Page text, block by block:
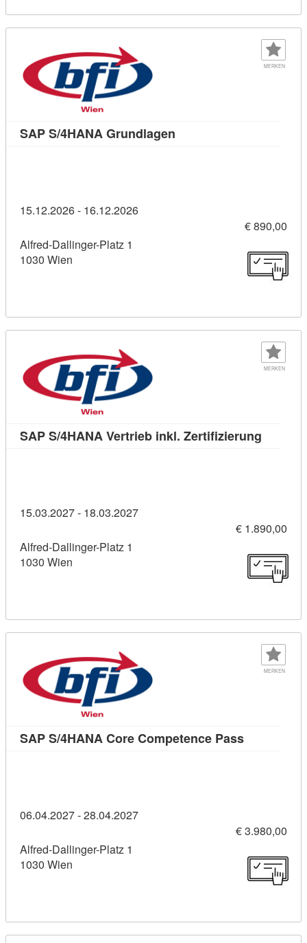
MERKEN
SAP S/4HANA Grundlagen
15.12.2026 - 16.12.2026
€ 890,00
Alfred-Dallinger-Platz 1
1030 Wien
MERKEN
SAP S/4HANA Vertrieb inkl. Zertifizierung
15.03.2027 - 18.03.2027
€ 1.890,00
Alfred-Dallinger-Platz 1
1030 Wien
MERKEN
SAP S/4HANA Core Competence PassKursdetail:
06.04.2027 - 28.04.2027
€ 3.980,00
Alfred-Dallinger-Platz 1
1030 Wien